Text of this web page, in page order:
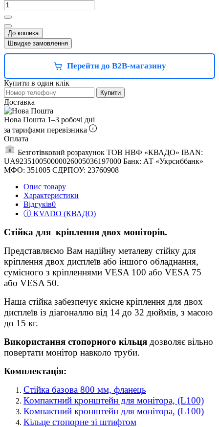
До кошика
Швидке замовлення
Перейти до B2B-магазину
Купити в один клік
Купити
Доставка
Нова Пошта 1–3 робочі дні
за тарифами перевізника
Оплата
Безготівковий розрахунок ТОВ НВФ «КВАДО» IBAN:
UA923510050000026005036197000 Банк: АТ «Укрсиббанк»
МФО: 351005 ЄДРПОУ: 23760908
Опис товару
Характеристики
Відгуків0
ⓘ KVADO (КВАДО)
Стійка для кріплення двох моніторів.
Представляємо Вам надійну металеву стійку для
кріплення двох дисплеїв або іншого обладнання,
сумісного з кріпленнями VESA 100 або VESA 75
або VESA 50.
Наша стійка забезпечує якісне кріплення для двох
дисплеїв із діагоналлю від 14 до 32 дюймів, з масою
до 15 кг.
Використання стопорного кільця дозволяє вільно
повертати монітор навколо труби.
Комплектація:
Стійка базова 800 мм, фланець
Компактний кронштейн для монітора, (L100)
Компактний кронштейн для монітора, (L100)
Кільце стопорне зі штифтом